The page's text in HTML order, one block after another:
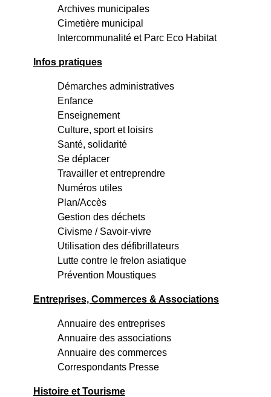
Archives municipales
Cimetière municipal
Intercommunalité et Parc Eco Habitat
Infos pratiques
Démarches administratives
Enfance
Enseignement
Culture, sport et loisirs
Santé, solidarité
Se déplacer
Travailler et entreprendre
Numéros utiles
Plan/Accès
Gestion des déchets
Civisme / Savoir-vivre
Utilisation des défibrillateurs
Lutte contre le frelon asiatique
Prévention Moustiques
Entreprises, Commerces & Associations
Annuaire des entreprises
Annuaire des associations
Annuaire des commerces
Correspondants Presse
Histoire et Tourisme